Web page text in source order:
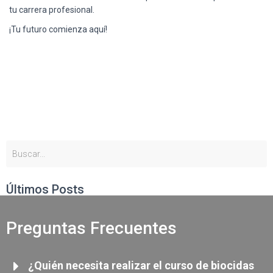
tu carrera profesional.
¡Tu futuro comienza aquí!
Últimos Posts
Preguntas Frecuentes
¿Quién necesita realizar el curso de biocidas